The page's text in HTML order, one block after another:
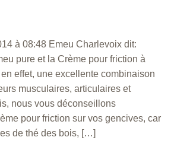
à 08:48 Emeu Charlevoix dit:
pure et la Crème pour friction à
en effet, une excellente combinaison
musculaires, articulaires et
nous vous déconseillons
pour friction sur vos gencives, car
de thé des bois, […]